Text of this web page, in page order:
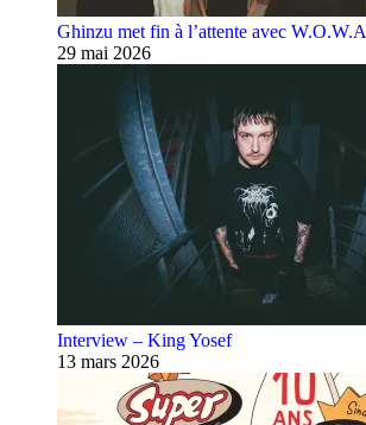
Ghinzu met fin à l’attente avec W.O.W.A
29 mai 2026
Interview – King Yosef
13 mars 2026